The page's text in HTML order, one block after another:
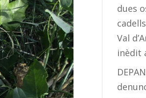
dues
Val
inèdit